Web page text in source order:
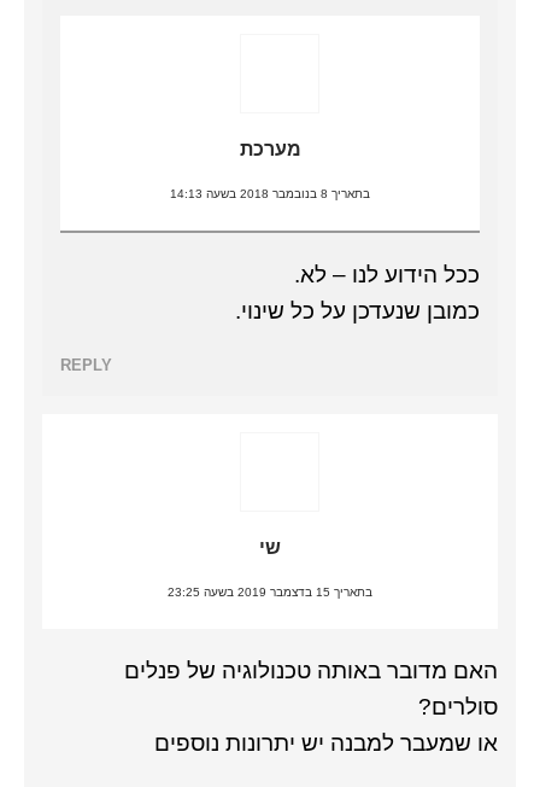
מערכת
בתאריך 8 בנובמבר 2018 בשעה 14:13
ככל הידוע לנו – לא.
כמובן שנעדכן על כל שינוי.
REPLY
שי
בתאריך 15 בדצמבר 2019 בשעה 23:25
האם מדובר באותה טכנולוגיה של פנלים
סולרים?
או שמעבר למבנה יש יתרונות נוספים